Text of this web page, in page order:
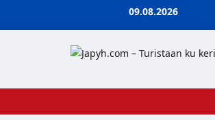
09.08.2026